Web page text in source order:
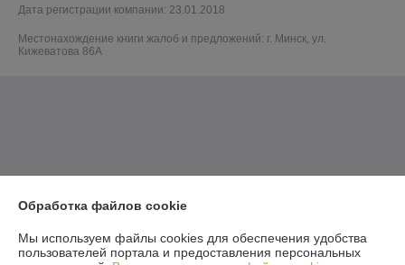
Дата регистрации компании: 23.01.2018
Местонахождение книги жалоб и предложений: г. Минск, ул.
Кижеватова 86А
Обработка файлов cookie
Мы используем файлы cookies для обеспечения удобства
пользователей портала и предоставления персональных